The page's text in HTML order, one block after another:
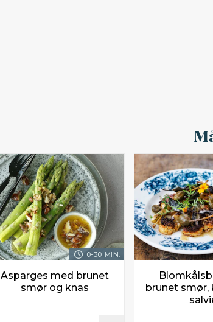
0-30 MIN.
Asparges med brunet
smør og knas
brunet smør,